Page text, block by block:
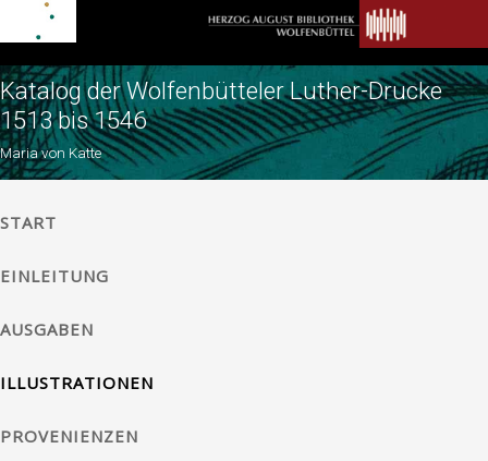
Katalog der Wolfenbütteler Luther-Drucke
1513 bis 1546
Maria von Katte
START
EINLEITUNG
AUSGABEN
ILLUSTRATIONEN
PROVENIENZEN